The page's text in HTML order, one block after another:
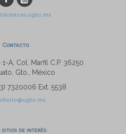
Contacto
1-A, Col. Marfil C.P. 36250
Gto., México
7320006 Ext. 5538
de interés: